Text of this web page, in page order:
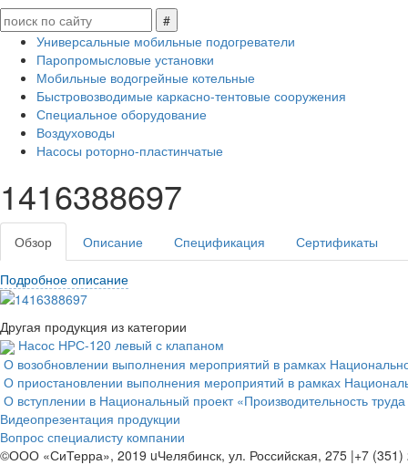
Универсальные мобильные подогреватели
Паропромысловые установки
Мобильные водогрейные котельные
Быстровозводимые каркасно-тентовые сооружения
Специальное оборудование
Воздуховоды
Насосы роторно-пластинчатые
1416388697
Обзор Описание Спецификация Сертификаты
Подробное описание
Другая продукция из категории
Насос НРС-120 левый с клапаном
О возобновлении выполнения мероприятий в рамках
О приостановлении выполнения мероприятий в рамках
О вступлении в Национальный проект «Производительность
Видеопрезентация продукции
Вопрос специалисту компании
©ООО «СиТерра», 2019 uЧелябинск, ул. Российская, 275 |+7